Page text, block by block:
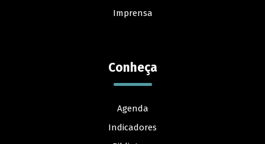
Imprensa
Conheça
Agenda
Indicadores